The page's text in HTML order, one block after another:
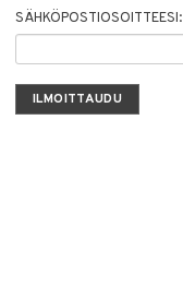
SÄHKÖPOSTIOSOITTEESI: